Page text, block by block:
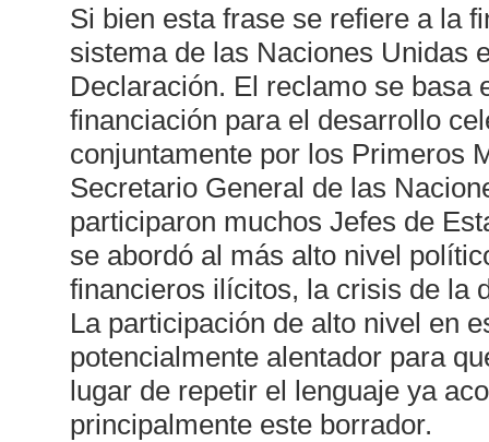
Si bien esta frase se refiere a la
sistema de las Naciones Unidas
Declaración. El reclamo se basa
financiación para el desarrollo
conjuntamente por los Primeros
Secretario General de las
participaron muchos Jefes de
se abordó al más alto nivel
financieros ilícitos, la crisis de la
La participación de alto nivel en
potencialmente alentador para
lugar de repetir el lenguaje ya
principalmente este borrador.